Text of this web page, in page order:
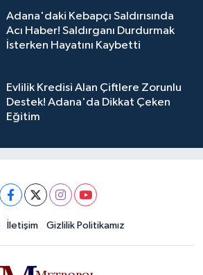
Adana'daki Kebapçı Saldırısında
Acı Haber! Saldırganı Durdurmak
İsterken Hayatını Kaybetti
Evlilik Kredisi Alan Çiftlere Zorunlu
Destek! Adana'da Dikkat Çeken
Eğitim
İletişim Gizlilik Politikamız